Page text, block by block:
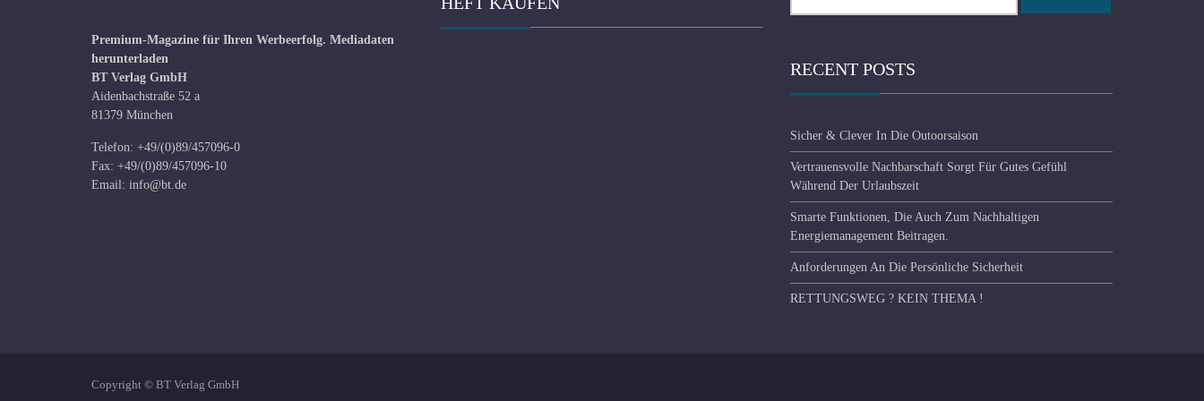
Premium-Magazine für Ihren Werbeerfolg. Mediadaten
herunterladen
BT Verlag GmbH
Aidenbachstraße 52 a
81379 München
Telefon: +49/(0)89/457096-0
Fax: +49/(0)89/457096-10
Email: info@bt.de
RECENT POSTS
Sicher & Clever In Die Outoorsaison
Vertrauensvolle Nachbarschaft Sorgt Für Gutes Gefühl
Während Der Urlaubszeit
Smarte Funktionen, Die Auch Zum Nachhaltigen
Energiemanagement Beitragen.
Anforderungen An Die Persönliche Sicherheit
RETTUNGSWEG ? KEIN THEMA !
Copyright © BT Verlag GmbH